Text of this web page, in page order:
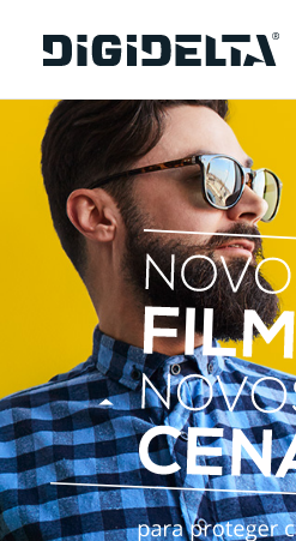
EQUIPAMENTOS
APLICAÇÕES
FINANCIAMENTO
TECNOLOGIA MIMAKI
CONTACTOS
SOBRE NÓS
MARCAS
CATÁLOGOS
PARTNERS
RECURSOS